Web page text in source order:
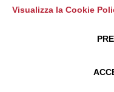
Visualizza la Cookie